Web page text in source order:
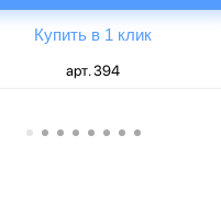
Купить в 1 клик
арт. 394